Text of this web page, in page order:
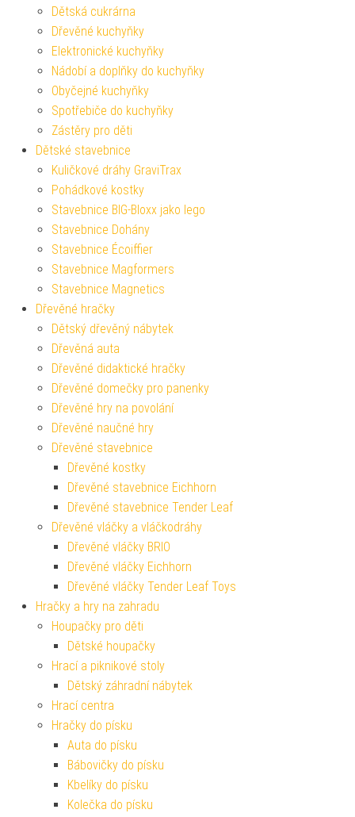
Dětská cukrárna
Dřevěné kuchyňky
Elektronické kuchyňky
Nádobí a doplňky do kuchyňky
Obyčejné kuchyňky
Spotřebiče do kuchyňky
Zástěry pro děti
Dětské stavebnice
Kuličkové dráhy GraviTrax
Pohádkové kostky
Stavebnice BIG-Bloxx jako lego
Stavebnice Dohány
Stavebnice Écoiffier
Stavebnice Magformers
Stavebnice Magnetics
Dřevěné hračky
Dětský dřevěný nábytek
Dřevěná auta
Dřevěné didaktické hračky
Dřevěné domečky pro panenky
Dřevěné hry na povolání
Dřevěné naučné hry
Dřevěné stavebnice
Dřevěné kostky
Dřevěné stavebnice Eichhorn
Dřevěné stavebnice Tender Leaf
Dřevěné vláčky a vláčkodráhy
Dřevěné vláčky BRIO
Dřevěné vláčky Eichhorn
Dřevěné vláčky Tender Leaf Toys
Hračky a hry na zahradu
Houpačky pro děti
Dětské houpačky
Hrací a piknikové stoly
Dětský záhradní nábytek
Hrací centra
Hračky do písku
Auta do písku
Bábovičky do písku
Kbelíky do písku
Kolečka do písku